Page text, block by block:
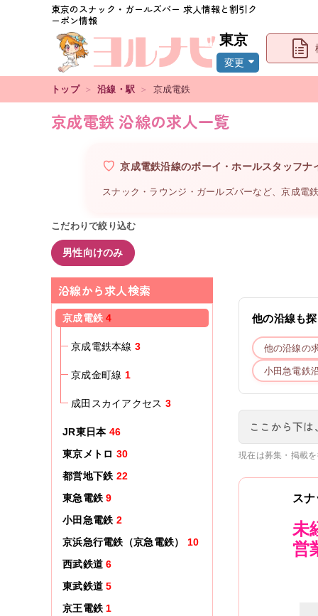
東京のスナック・ガールズバー 求人情報と割引ク
ーポン情報
東京
変更
トップ ＞ 沿線・駅 ＞ 京成電鉄
京成電鉄 沿線の求人一覧
京成電鉄沿線のボーイ・ホールスタッフナ
スナック・ラウンジ・ガールズバーなど、京成電
こだわりで絞り込む
男性向けのみ
沿線から求人検索
京成電鉄 4
京成電鉄本線 3
京成金町線 1
成田スカイアクセス 3
JR東日本 46
東京メトロ 30
都営地下鉄 22
東急電鉄 9
小田急電鉄 2
京浜急行電鉄（京急電鉄）
10
西武鉄道 6
東武鉄道 5
京王電鉄 1
他の沿線も
他の沿線の
小田急電鉄
ここから下
現在は募集・掲載
ス
未
営